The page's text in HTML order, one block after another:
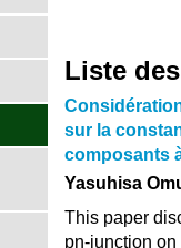
Liste
sur la
composants
Yasuhisa
This paper
pn-junction